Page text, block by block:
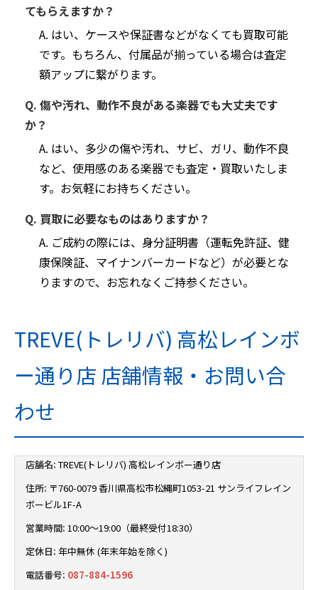
てもらえますか？
A. はい、ケースや保証書などがなくても買取可能
です。もちろん、付属品が揃っている場合は査定
額アップに繋がります。
Q. 傷や汚れ、動作不良がある楽器でも大丈夫です
か？
A. はい、多少の傷や汚れ、サビ、ガリ、動作不良
など、使用感のある楽器でも査定・買取いたしま
す。お気軽にお持ちください。
Q. 買取に必要なものはありますか？
A. ご成約の際には、身分証明書（運転免許証、健
康保険証、マイナンバーカードなど）が必要とな
りますので、お忘れなくご持参ください。
TREVE(トレリバ) 高松レインボ
ー通り店 店舗情報・お問い合
わせ
店舗名: TREVE(トレリバ) 高松レインボー通り店
住所: 〒760-0079 香川県高松市松縄町1053-21 サンライフレイン
ボービル1F-A
営業時間: 10:00～19:00（最終受付18:30）
定休日: 年中無休 (年末年始を除く)
電話番号: 087-884-1596